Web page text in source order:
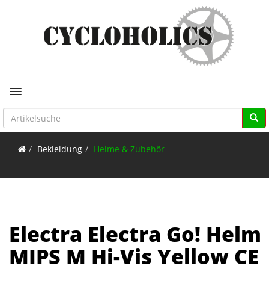
Toggle navigation
Bekleidung Helme & Zubehör
Electra Electra Go! Helm
MIPS M Hi-Vis Yellow CE